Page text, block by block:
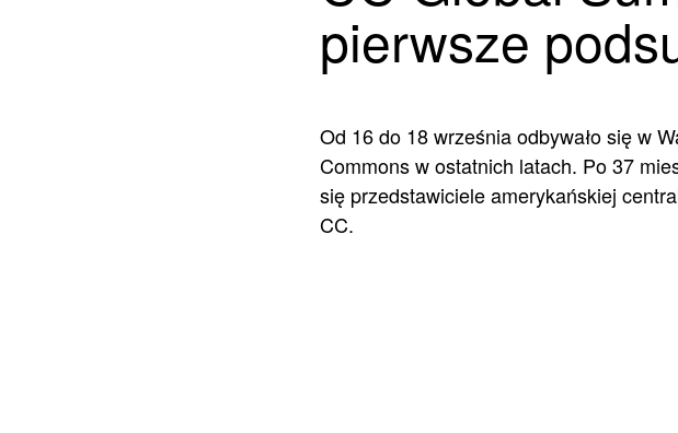
pierwsze
Od 16 do 18 września odbywało się w
Commons w ostatnich latach. Po 37
się przedstawiciele amerykańskiej
CC.